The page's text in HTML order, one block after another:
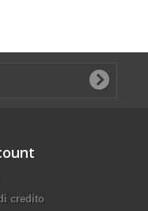
credito